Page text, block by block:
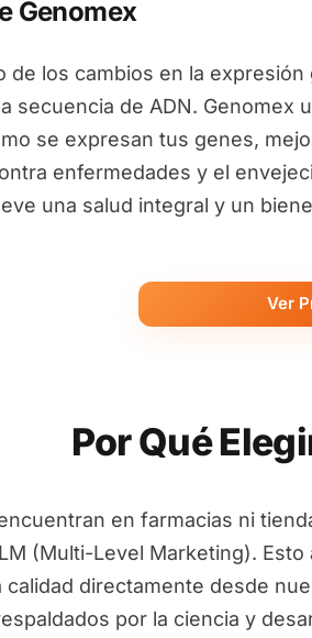
Genomex
de los cambios en la expresión
secuencia de ADN. Genomex
se expresan tus genes,
enfermedades y el
una salud integral y un
Ver
Por Qué
en farmacias ni
(Multi-Level Marketing). Esto
directamente desde
por la ciencia y